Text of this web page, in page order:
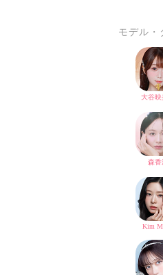
モデル・